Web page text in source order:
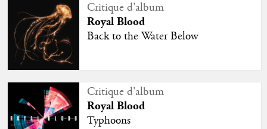
Critique d'album
Royal Blood
Back to the Water Below
Critique d'album
Royal Blood
Typhoons